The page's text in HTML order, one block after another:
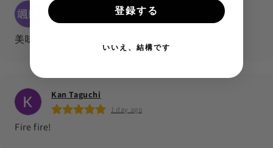
松原颯晴
1 day ago
美味しかったです👍
Kan Taguchi
1 day ago
Fire fire!
登録する
いいえ、結構です